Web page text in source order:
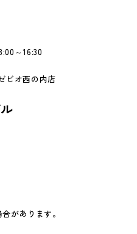
～16:30
ビオ西の内店
があります。